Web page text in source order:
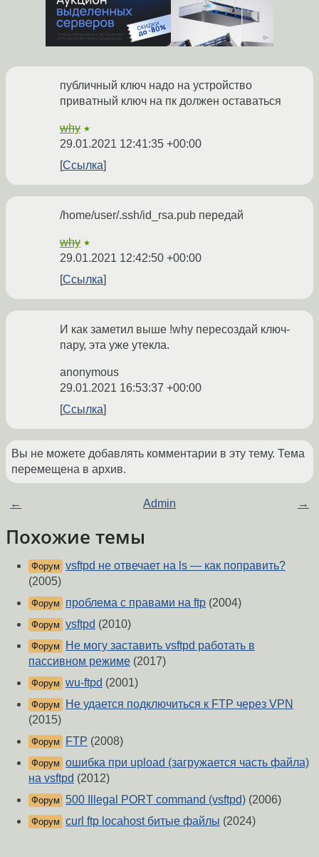
публичный ключ надо на устройство
приватный ключ на пк должен оставаться
why ★
29.01.2021 12:41:35 +00:00
Ссылка
/home/user/.ssh/id_rsa.pub передай
why ★
29.01.2021 12:42:50 +00:00
Ссылка
И как заметил выше !why пересоздай ключ-
пару, эта уже утекла.
anonymous
29.01.2021 16:53:37 +00:00
Ссылка
Вы не можете добавлять комментарии в эту тему. Тема
перемещена в архив.
← Admin →
Похожие темы
Форум vsftpd не отвечает на ls — как поправить?
(2005)
Форум проблема с правами на ftp (2004)
Форум vsftpd (2010)
Форум
Не могу заставить vsftpd работать в
пассивном режиме (2017)
Форум wu-ftpd (2001)
Форум
Не удается подключиться к FTP через VPN
(2015)
Форум FTP (2008)
Форум ошибка при upload (загружается часть файла)
на vsftpd (2012)
Форум 500 Illegal PORT command (vsftpd) (2006)
Форум curl ftp locahost битые файлы (2024)